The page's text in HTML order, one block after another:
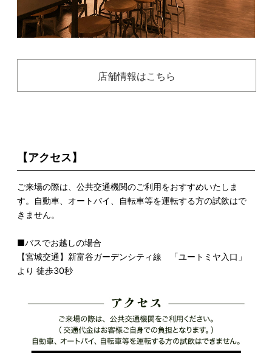
店舗情報はこちら
【アクセス】
ご来場の際は、公共交通機関のご利用をおすすめいたしま
す。自動車、オートバイ、自転車等を運転する方の試飲はで
きません。
■バスでお越しの場合
【宮城交通】新富谷ガーデンシティ線 「ユートミヤ入口」
より 徒歩30秒